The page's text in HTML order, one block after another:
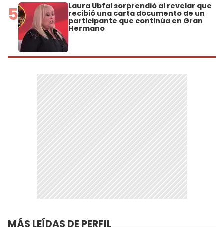
5 Laura Ubfal sorprendió al revelar que
recibió una carta documento de un
participante que continúa en Gran
Hermano